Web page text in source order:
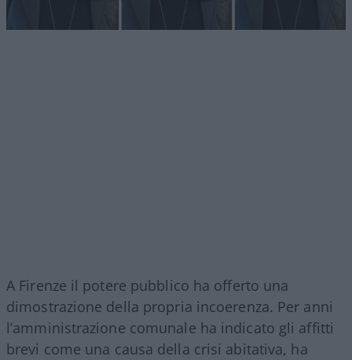
A Firenze il potere pubblico ha offerto una
dimostrazione della propria incoerenza. Per anni
l’amministrazione comunale ha indicato gli affitti
brevi come una causa della crisi abitativa, ha